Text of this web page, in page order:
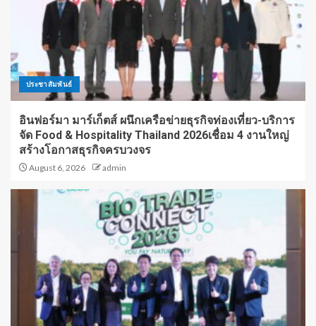
ประชาสัมพันธ์
อินฟอร์มา มาร์เก็ตส์ ผนึกเครือข่ายธุรกิจท่องเที่ยว-บริการ
จัด Food & Hospitality Thailand 2026เชื่อม 4 งานใหญ่
สร้างโอกาสธุรกิจครบวงจร
August 6, 2026 admin